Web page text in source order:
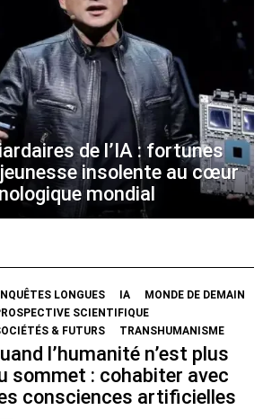
de l’IA : fortunes
insolente au cœur
mondial
LONGUES IA
MONDE DE DEMAIN
SCIENTIFIQUE
& FUTURS
TRANSHUMANISME
l’humanité n’est plus
sommet : cohabiter avec
consciences artificielles